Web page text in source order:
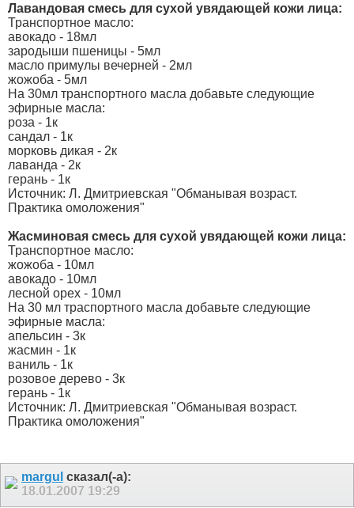
Лавандовая смесь для сухой увядающей кожи лица:
Транспортное масло:
авокадо - 18мл
зародыши пшеницы - 5мл
масло примулы вечерней - 2мл
жожоба - 5мл
На 30мл транспортного масла добавьте следующие
эфирные масла:
роза - 1к
сандал - 1к
морковь дикая - 2к
лаванда - 2к
герань - 1к
Источник: Л. Дмитриевская "Обманывая возраст.
Практика омоложения"
Жасминовая смесь для сухой увядающей кожи лица:
Транспортное масло:
жожоба - 10мл
авокадо - 10мл
лесной орех - 10мл
На 30 мл траспортного масла добавьте следующие
эфирные масла:
апельсин - 3к
жасмин - 1к
ваниль - 1к
розовое дерево - 3к
герань - 1к
Источник: Л. Дмитриевская "Обманывая возраст.
Практика омоложения"
margul сказал(-а):
18.01.2007 19:29